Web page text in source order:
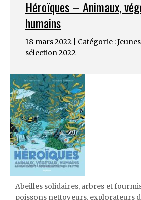
Héroïques – Animaux,
humains
18 mars 2022 | Catégorie :
sélection 2022
Abeilles solidaires, arbres et
poissons nettoyeurs, explorateurs